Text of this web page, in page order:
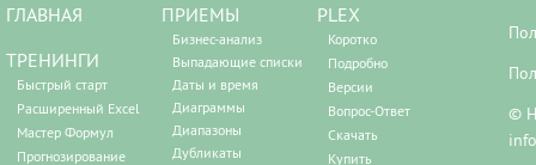
ГЛАВНАЯ
ТРЕНИНГИ
Быстрый старт
Расширенный Excel
Мастер Формул
Прогнозирование
ПРИЕМЫ
Бизнес-анализ
Выпадающие списки
Даты и время
Диаграммы
Диапазоны
Дубликаты
PLEX
Коротко
Подробно
Версии
Вопрос-Ответ
Скачать
Купить
©